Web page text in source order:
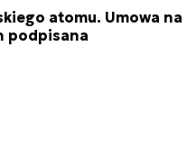
atomu. Umowa na
podpisana